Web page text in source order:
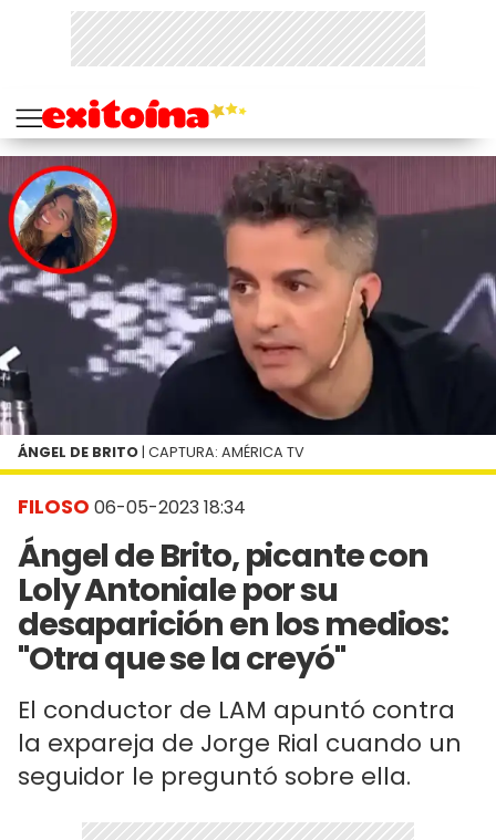
FILOSO 06-05-2023 18:34
Ángel de Brito, picante con
Loly Antoniale por su
desaparición en los medios:
"Otra que se la creyó"
El conductor de LAM apuntó contra
la expareja de Jorge Rial cuando un
seguidor le preguntó sobre ella.
ÁNGEL DE BRITO | CAPTURA: AMÉRICA TV